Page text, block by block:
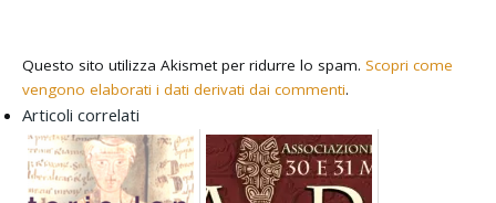
Questo sito utilizza Akismet per ridurre lo spam. Scopri come
vengono elaborati i dati derivati dai commenti.
Articoli correlati